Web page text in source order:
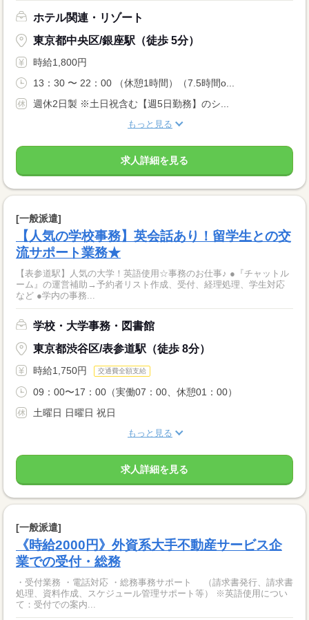
ホテル関連・リゾート
東京都中央区/銀座駅（徒歩 5分）
時給1,800円
13：30 〜 22：00 （休憩1時間）（7.5時間o...
週休2日製 ※土日祝含む【週5日勤務】のシ...
もっと見る
求人詳細を見る
[一般派遣]
【人気の学校事務】英会話あり！留学生との交
流サポート業務★
【表参道駅】人気の大学！英語使用☆事務のお仕事♪ ●『チャットル
ーム』の運営補助→予約者リスト作成、受付、経理処理、学生対応
など ●学内の事務...
学校・大学事務・図書館
東京都渋谷区/表参道駅（徒歩 8分）
時給1,750円 交通費全額支給
09：00〜17：00（実働07：00、休憩01：00）
土曜日 日曜日 祝日
もっと見る
求人詳細を見る
[一般派遣]
《時給2000円》外資系大手不動産サービス企
業での受付・総務
・受付業務 ・電話対応 ・総務事務サポート （請求書発行、請求書
処理、資料作成、スケジュール管理サポート等） ※英語使用につい
て：受付での案内...